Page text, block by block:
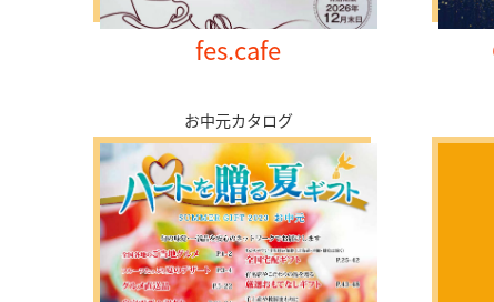
fes.cafe
お中元カタログ